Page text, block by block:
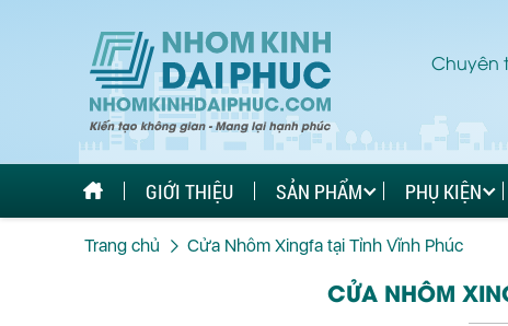
Chuyên
GIỚI THIỆU SẢN PHẨM PHỤ KIỆN
Trang chủ Cửa Nhôm Xingfa tại Tỉnh Vĩnh Phúc
CỬA NHÔM